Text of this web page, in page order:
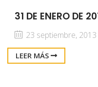
31 DE ENERO DE
23 septiembre, 2013
LEER MÁS